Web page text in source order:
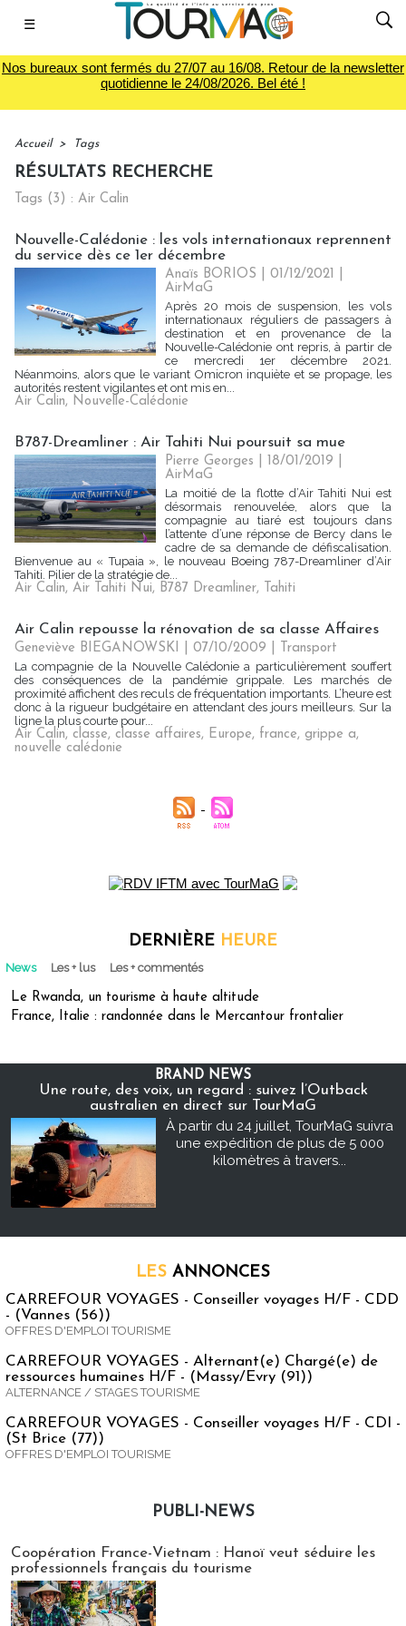
☰
Nos bureaux sont fermés du 27/07 au 16/08. Retour de la newsletter
quotidienne le 24/08/2026. Bel été !
Accueil > Tags
RÉSULTATS RECHERCHE
Tags (3) : Air Calin
Nouvelle-Calédonie : les vols internationaux reprennent
du service dès ce 1er décembre
Anaïs BORIOS | 01/12/2021
AirMaG
Après 20 mois de suspension, les vols
internationaux réguliers de passagers à
destination et en provenance de la
Nouvelle-Calédonie ont repris, à partir de
ce mercredi 1er décembre 2021.
Néanmoins, alors que le variant Omicron inquiète et se propage, les
autorités restent vigilantes et ont mis en...
Air Calin, Nouvelle-Calédonie
B787-Dreamliner : Air Tahiti Nui poursuit sa mue
Pierre Georges | 18/01/2019
AirMaG
La moitié de la flotte d’Air Tahiti Nui est
désormais renouvelée, alors que la
compagnie au tiaré est toujours dans
l’attente d’une réponse de Bercy dans le
cadre de sa demande de défiscalisation.
Bienvenue au « Tupaia », le nouveau Boeing 787-Dreamliner d’Air
Tahiti. Pilier de la stratégie de...
Air Calin, Air Tahiti Nui, B787 Dreamliner, Tahiti
Air Calin repousse la rénovation de sa classe Affaires
Geneviève BIEGANOWSKI | 07/10/2009
Transport
La compagnie de la Nouvelle Calédonie a particulièrement souffert
des conséquences de la pandémie grippale. Les marchés de
proximité affichent des reculs de fréquentation importants. L’heure est
donc à la rigueur budgétaire en attendant des jours meilleurs. Sur la
ligne la plus courte pour...
Air Calin, classe, classe affaires, Europe, france, grippe a,
nouvelle calédonie
DERNIÈRE HEURE
News Les + lus Les + commentés
Le Rwanda, un tourisme à haute altitude
France, Italie : randonnée dans le Mercantour frontalier
BRAND NEWS
Une route, des voix, un regard : suivez l’Outback
australien en direct sur TourMaG
À partir du 24 juillet, TourMaG suivra
une expédition de plus de 5 000
kilomètres à travers...
LES ANNONCES
CARREFOUR VOYAGES - Conseiller voyages H/F - CDD
- (Vannes (56))
OFFRES D'EMPLOI TOURISME
CARREFOUR VOYAGES - Alternant(e) Chargé(e) de
ressources humaines H/F - (Massy/Evry (91))
ALTERNANCE / STAGES TOURISME
CARREFOUR VOYAGES - Conseiller voyages H/F - CDI -
(St Brice (77))
OFFRES D'EMPLOI TOURISME
PUBLI-NEWS
Coopération France-Vietnam : Hanoï veut séduire les
professionnels français du tourisme